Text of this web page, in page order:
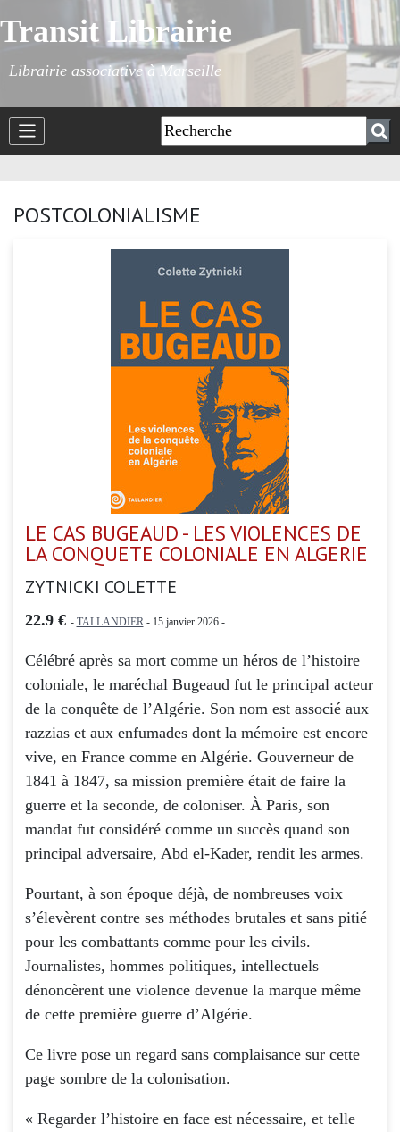
Transit Librairie
Librairie associative à Marseille
POSTCOLONIALISME
LE CAS BUGEAUD - LES VIOLENCES DE
LA CONQUETE COLONIALE EN ALGERIE
ZYTNICKI COLETTE
22.9 € - TALLANDIER - 15 janvier 2026 -
Célébré après sa mort comme un héros de l’histoire
coloniale, le maréchal Bugeaud fut le principal acteur
de la conquête de l’Algérie. Son nom est associé aux
razzias et aux enfumades dont la mémoire est encore
vive, en France comme en Algérie. Gouverneur de
1841 à 1847, sa mission première était de faire la
guerre et la seconde, de coloniser. À Paris, son
mandat fut considéré comme un succès quand son
principal adversaire, Abd el-Kader, rendit les armes.
Pourtant, à son époque déjà, de nombreuses voix
s’élevèrent contre ses méthodes brutales et sans pitié
pour les combattants comme pour les civils.
Journalistes, hommes politiques, intellectuels
dénoncèrent une violence devenue la marque même
de cette première guerre d’Algérie.
Ce livre pose un regard sans complaisance sur cette
page sombre de la colonisation.
« Regarder l’histoire en face est nécessaire, et telle